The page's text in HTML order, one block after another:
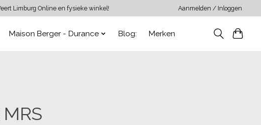
Limburg Online en fysieke winkel! Aanmelden / Inloggen
Maison Berger - Durance Blog: Merken